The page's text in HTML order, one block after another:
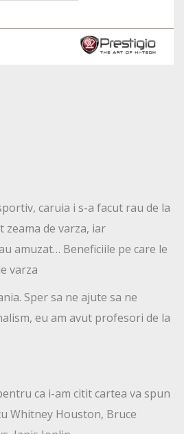
caruia i s-a facut rau de la
zeama de varza, iar
amuzat… Beneficiile pe care le
varza
Sper sa ne ajute sa ne
eu am avut profesori de la
ca i-am citit cartea va spun
Whitney Houston, Bruce